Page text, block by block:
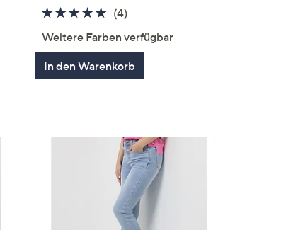
4.8
5
(4)
Weitere Farben verfügbar
In den Warenkorb